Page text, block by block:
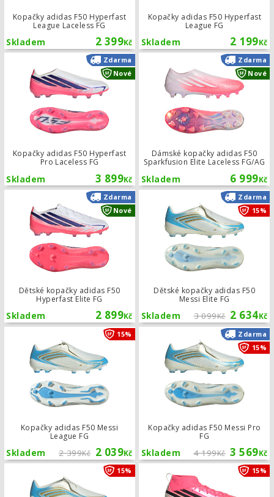
Kopačky adidas F50 Hyperfast
League Laceless FG
2 399Kč
Skladem
Kopačky adidas F50 Hyperfast
League FG
2 199Kč
Skladem
Kopačky adidas F50 Hyperfast
Pro Laceless FG
3 899Kč
Skladem
Zdarma
Nové
Kopačky adidas F50 Hyperfast Pro
Dámské kopačky adidas F50
Sparkfusion Elite Laceless FG/AG
6 999Kč
Skladem
Zdarma
Nové
Dětské kopačky adidas F50
Hyperfast Elite FG
2 899Kč
Skladem
Zdarma
Nové
Dětské kopačky adidas F50
Dětské kopačky adidas F50
Messi Elite FG
3 099Kč 2 634Kč
Skladem
Zdarma
15%
Kopačky adidas F50 Messi
League FG
2 399Kč 2 039Kč
Skladem
15% Kopačky adidas F50 Messi League
Kopačky adidas F50 Messi Pro
FG
4 199Kč 3 569Kč
Skladem
Zdarma
15%
15% Dětské kopačky adidas F50 Messi
15%